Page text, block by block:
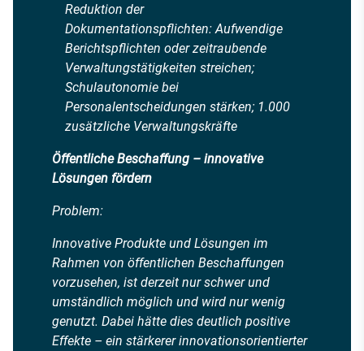
Reduktion der
Dokumentationspflichten: Aufwendige
Berichtspflichten oder zeitraubende
Verwaltungstätigkeiten streichen;
Schulautonomie bei
Personalentscheidungen stärken; 1.000
zusätzliche Verwaltungskräfte
Öffentliche Beschaffung – innovative
Lösungen fördern
Problem:
Innovative Produkte und Lösungen im
Rahmen von öffentlichen Beschaffungen
vorzusehen, ist derzeit nur schwer und
umständlich möglich und wird nur wenig
genutzt. Dabei hätte dies deutlich positive
Effekte – ein stärkerer innovationsorientierter